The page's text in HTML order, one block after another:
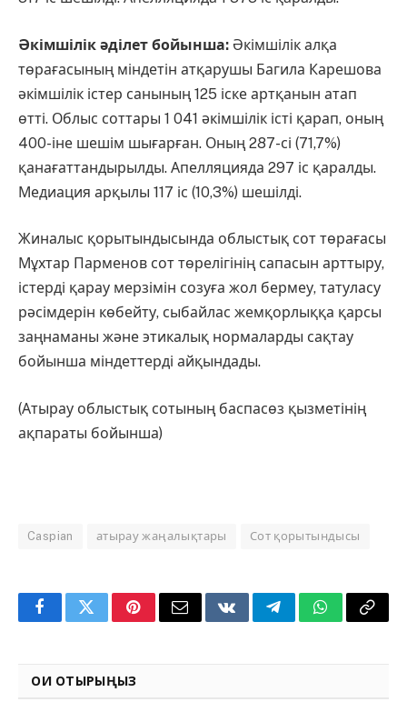
Әкімшілік әділет бойынша: Әкімшілік алқа
төрағасының міндетін атқарушы Багила Карешова
әкімшілік істер санының 125 іске артқанын атап
өтті. Облыс соттары 1 041 әкімшілік істі қарап, оның
400-іне шешім шығарған. Оның 287-сі (71,7%)
қанағаттандырылды. Апелляцияда 297 іс қаралды.
Медиация арқылы 117 іс (10,3%) шешілді.
Жиналыс қорытындысында облыстық сот төрағасы
Мұхтар Парменов сот төрелігінің сапасын арттыру,
істерді қарау мерзімін созуға жол бермеу, татуласу
рәсімдерін көбейту, сыбайлас жемқорлыққа қарсы
заңнаманы және этикалық нормаларды сақтау
бойынша міндеттерді айқындады.
(Атырау облыстық сотының баспасөз қызметінің
ақпараты бойынша)
Caspian атырау жаңалықтары Сот қорытындысы
FacebookTwitterPinterestEmail VKontakteTelegramWhatsApp
Copy
ОҚИ ОТЫРЫҢЫЗ